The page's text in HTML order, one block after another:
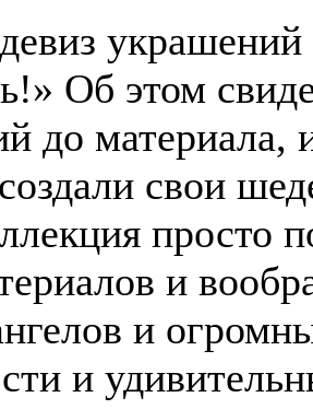
Об этом
до материала,
свои
просто
и
и
и